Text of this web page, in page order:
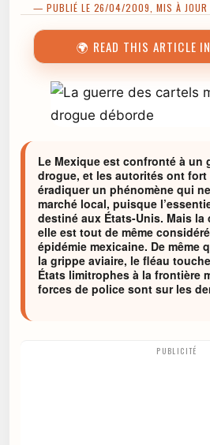
— PUBLIÉ LE 26/04/2009, MIS À
🌍 READ THIS ARTICLE
Le Mexique est confronté à un
drogue, et les autorités ont fort
éradiquer un phénomène qui
marché local, puisque
destiné aux États-Unis. Mais la
elle est tout de même
épidémie mexicaine. De même
la grippe aviaire, le fléau
États limitrophes à la frontière
forces de police sont sur les
PUBLICITÉ